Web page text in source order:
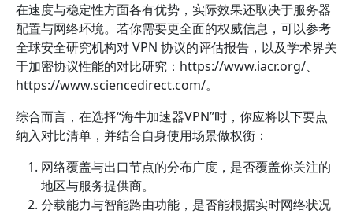
在速度与稳定性方面各有优势，实际效果还取决于服务器
配置与网络环境。若你需要更全面的权威信息，可以参考
全球安全研究机构对 VPN 协议的评估报告，以及学术界关
于加密协议性能的对比研究：https://www.iacr.org/、
https://www.sciencedirect.com/。
综合而言，在选择“海牛加速器VPN”时，你应将以下要点
纳入对比清单，并结合自身使用场景做权衡：
网络覆盖与出口节点的分布广度，是否覆盖你关注的
地区与服务提供商。
分载能力与智能路由功能，是否能根据实时网络状况